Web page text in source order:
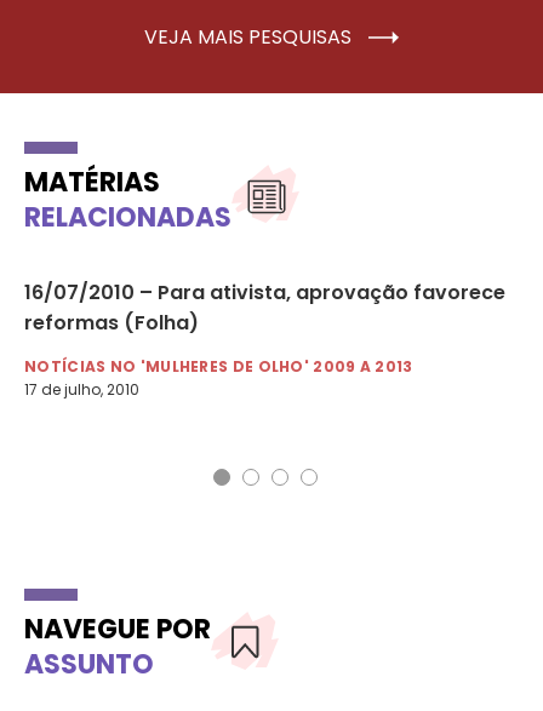
VEJA MAIS PESQUISAS
MATÉRIAS
RELACIONADAS
16/07/2010 – Para ativista, aprovação favorece
reformas (Folha)
NOTÍCIAS NO 'MULHERES DE OLHO' 2009 A 2013
17 de julho, 2010
NAVEGUE POR
ASSUNTO